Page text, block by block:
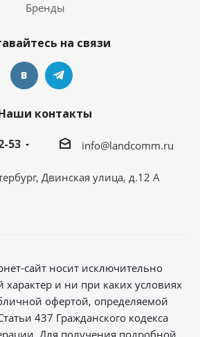
Бренды
на связи
контакты
53
info@landcomm.ru
Двинская улица, д.12 А
сайт носит исключительно
и ни при каких условиях
офертой, определяемой
437 Гражданского кодекса